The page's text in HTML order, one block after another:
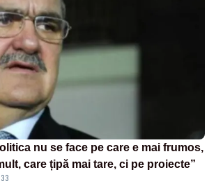
nu se face pe care e mai frumos,
care țipă mai tare, ci pe proiecte”